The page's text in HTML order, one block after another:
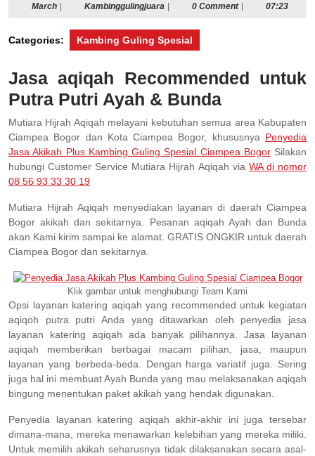
MarchMarch Kambinggulingjuara Kambinggulingjuara
0 Comment 07:23
Categories: Kambing Guling Spesial
Jasa aqiqah Recommended untuk
Putra Putri Ayah & Bunda
Mutiara Hijrah Aqiqah melayani kebutuhan semua area Kabupaten
Ciampea Bogor dan Kota Ciampea Bogor, khususnya Penyedia
Jasa Akikah Plus Kambing Guling Spesial Ciampea BogorSilakan
hubungi Customer Service Mutiara Hijrah Aqiqah via WA di nomor
08 56 93 33 30 19
Mutiara Hijrah Aqiqah menyediakan layanan di daerah Ciampea
Bogor akikah dan sekitarnya. Pesanan aqiqah Ayah dan Bunda
akan Kami kirim sampai ke alamat. GRATIS ONGKIR untuk daerah
Ciampea Bogor dan sekitarnya.
Klik gambar untuk menghubungi Team Kami
Opsi layanan katering aqiqah yang recommended untuk kegiatan
aqiqoh putra putri Anda yang ditawarkan oleh penyedia jasa
layanan katering aqiqah ada banyak pilihannya. Jasa layanan
aqiqah memberikan berbagai macam pilihan, jasa, maupun
layanan yang berbeda-beda. Dengan harga variatif juga. Sering
juga hal ini membuat Ayah Bunda yang mau melaksanakan aqiqah
bingung menentukan paket akikah yang hendak digunakan.
Penyedia layanan katering aqiqah akhir-akhir ini juga tersebar
dimana-mana, mereka menawarkan kelebihan yang mereka miliki.
Untuk memilih akikah seharusnya tidak dilaksanakan secara asal-